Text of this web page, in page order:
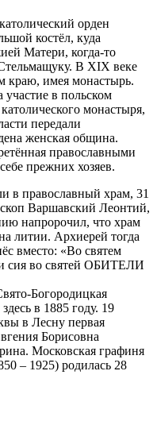
орден
костёл, куда
Матери, когда-то
В XIX веке
краю, имея монастырь.
участие в польском
монастыря,
передали
женская община.
православными
прежних хозяев.
в православный храм, 31
Варшавский Леонтий,
напророчил, что храм
литии. Архиерей тогда
вместо: «Во святем
сия во святей ОБИТЕЛИ
Богородицкая
в 1885 году. 19
в Лесну первая
Борисовна
Московская графиня
– 1925) родилась 28